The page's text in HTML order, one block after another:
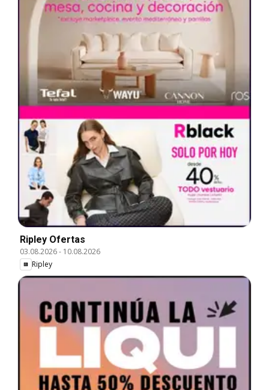
Ripley Ofertas
03.08.2026- 10.08.2026
Ripley